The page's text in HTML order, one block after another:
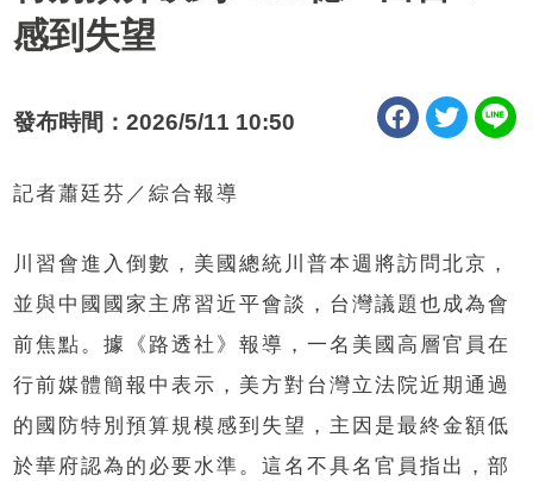
感到失望
發布時間：2026/5/11 10:50
記者蕭廷芬／綜合報導
川習會進入倒數，美國總統川普本週將訪問北京，
並與中國國家主席習近平會談，台灣議題也成為會
前焦點。據《路透社》報導，一名美國高層官員在
行前媒體簡報中表示，美方對台灣立法院近期通過
的國防特別預算規模感到失望，主因是最終金額低
於華府認為的必要水準。這名不具名官員指出，部